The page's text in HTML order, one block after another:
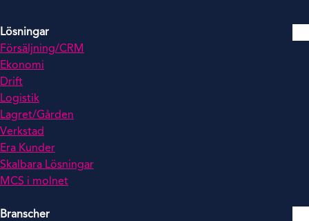
Lösningar
Försäljning/CRM
Ekonomi
Drift
Logistik
Lagret/Gården
Verkstad
Era Kunder
Skalbara Lösningar
MCS i molnet
Branscher